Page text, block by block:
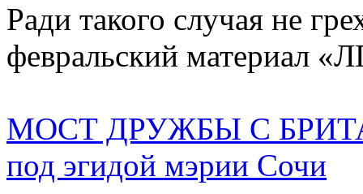
Ради такого случая не
февральский материал
МОСТ ДРУЖБЫ С
под эгидой мэрии Сочи